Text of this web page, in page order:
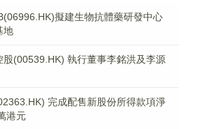
擬建生物抗體藥研發中心
地
股(00539.HK) 執行董事李銘洪及李源
完成配售新股份所得款項淨
港元